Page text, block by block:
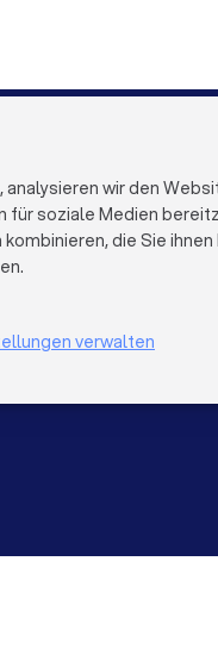
Über Trustlocal
Arbeiten bei
Kontakt
Datenschutz
Sitemap
wir den
für soziale Medien
die Sie
verwalten